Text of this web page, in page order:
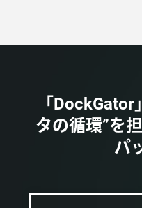
「
タの循環”を
パ